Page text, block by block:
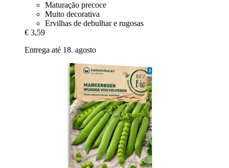
Maturação precoce
Muito decorativa
Ervilhas de debulhar e rugosas
€ 3,59
Entrega até 18. agosto